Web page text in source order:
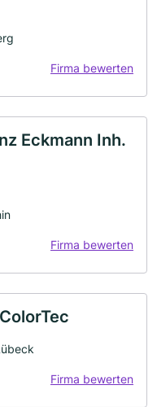
Firma bewerten
Eckmann Inh.
Firma bewerten
Firma bewerten